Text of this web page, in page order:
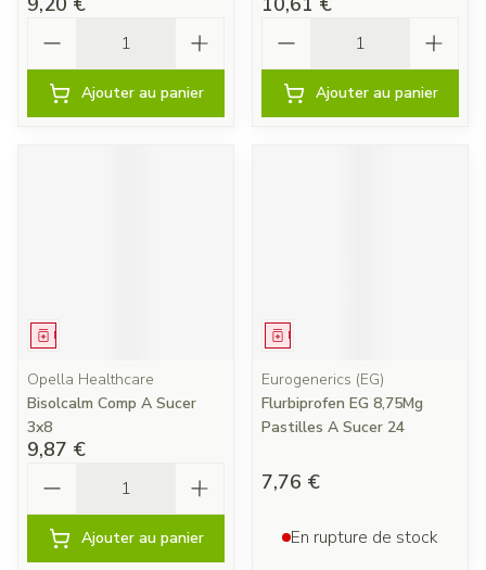
Ajouter au panier Ajouter au panier
Médicament
Opella Healthcare
Bisolcalm Comp A Sucer
3x8
9,87 €
Ajouter au panier
Médicament
Eurogenerics (EG)
Flurbiprofen EG 8,75Mg
Pastilles A Sucer 24
7,76 €
En rupture de stock